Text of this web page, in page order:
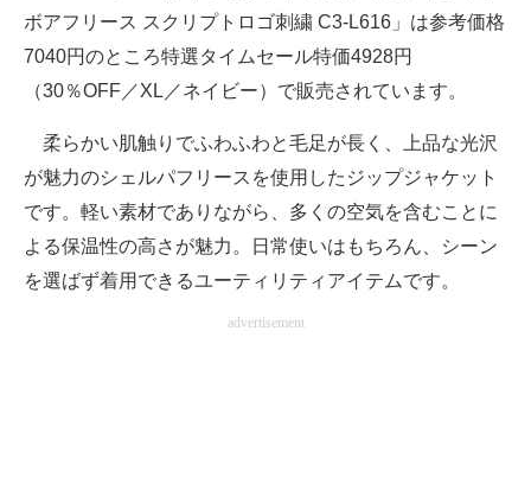
ボアフリース スクリプトロゴ刺繍 C3-L616」は参考価格
7040円のところ特選タイムセール特価4928円
（30％OFF／XL／ネイビー）で販売されています。
柔らかい肌触りでふわふわと毛足が長く、上品な光沢
が魅力のシェルパフリースを使用したジップジャケット
です。軽い素材でありながら、多くの空気を含むことに
よる保温性の高さが魅力。日常使いはもちろん、シーン
を選ばず着用できるユーティリティアイテムです。
advertisement